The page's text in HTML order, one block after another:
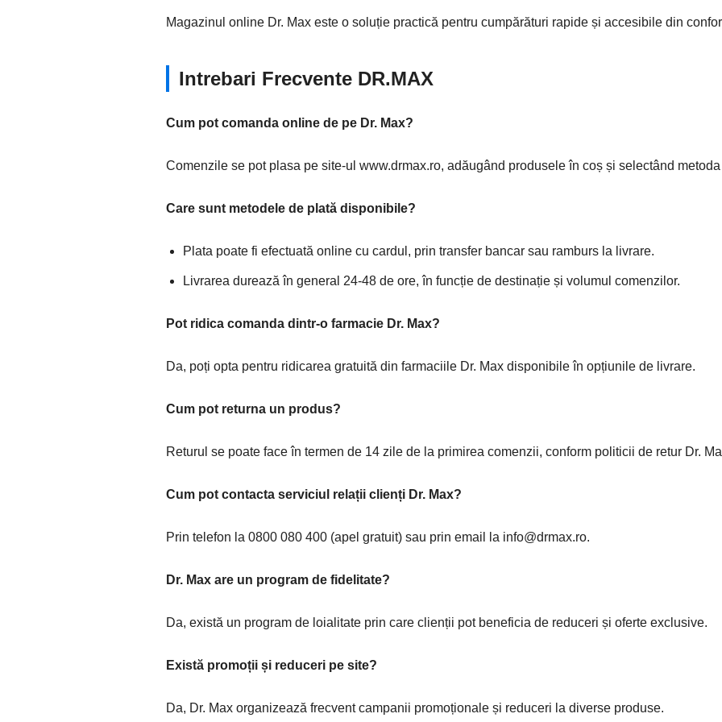
Magazinul online Dr. Max este o soluție practică pentru cumpărături rapide și accesibile din
Intrebari Frecvente DR.MAX
Cum pot comanda online de pe Dr. Max?
Comenzile se pot plasa pe site-ul www.drmax.ro, adăugând produsele în coș și selectând
Care sunt metodele de plată disponibile?
Plata poate fi efectuată online cu cardul, prin transfer bancar sau ramburs la livrare.
Livrarea durează în general 24-48 de ore, în funcție de destinație și volumul comenzilor.
Pot ridica comanda dintr-o farmacie Dr. Max?
Da, poți opta pentru ridicarea gratuită din farmaciile Dr. Max disponibile în opțiunile de livrare.
Cum pot returna un produs?
Returul se poate face în termen de 14 zile de la primirea comenzii, conform politicii de retur Dr.
Cum pot contacta serviciul relații clienți Dr. Max?
Prin telefon la 0800 080 400 (apel gratuit) sau prin email la info@drmax.ro.
Dr. Max are un program de fidelitate?
Da, există un program de loialitate prin care clienții pot beneficia de reduceri și oferte exclusive.
Există promoții și reduceri pe site?
Da, Dr. Max organizează frecvent campanii promoționale și reduceri la diverse produse.